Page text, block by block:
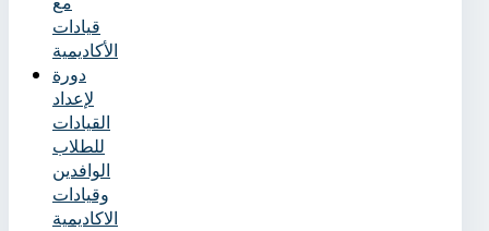
قيادات
الأكاديمية
دورة
لإعداد
القيادات
للطلاب
الوافدين
وقيادات
الاكاديمية